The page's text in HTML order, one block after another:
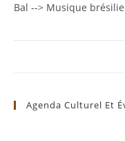
Bal --> Musique
Agenda Culturel Et